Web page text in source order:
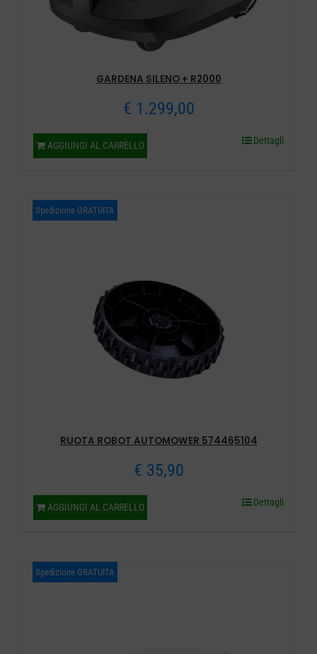
GARDENA SILENO + R2000
€ 1.299,00
AGGIUNGI AL CARRELLO Dettagli
Spedizione GRATUITA
RUOTA ROBOT AUTOMOWER 574465104
€ 35,90
AGGIUNGI AL CARRELLO Dettagli
Spedizione GRATUITA